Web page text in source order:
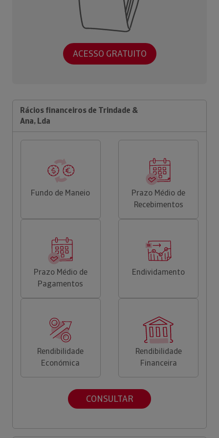
ACESSO GRATUITO
Rácios financeiros de Trindade &
Ana, Lda
Fundo de Maneio
Prazo Médio de
Recebimentos
Prazo Médio de
Pagamentos
Endividamento
Rendibilidade
Económica
Rendibilidade
Financeira
CONSULTAR